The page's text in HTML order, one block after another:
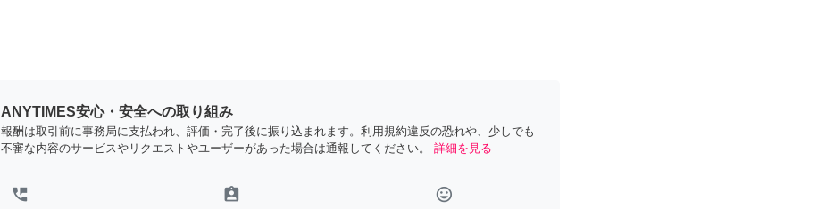
ANYTIMES安心・安全への取り組み
報酬は取引前に事務局に支払われ、評価・完了後に振り込まれます。利用規約違反の恐れや、少しでも
不審な内容のサービスやリクエストやユーザーがあった場合は通報してください。
詳細を見る
perm_phone_msg assignment_ind tag_faces